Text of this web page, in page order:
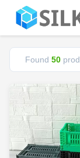
Found 50